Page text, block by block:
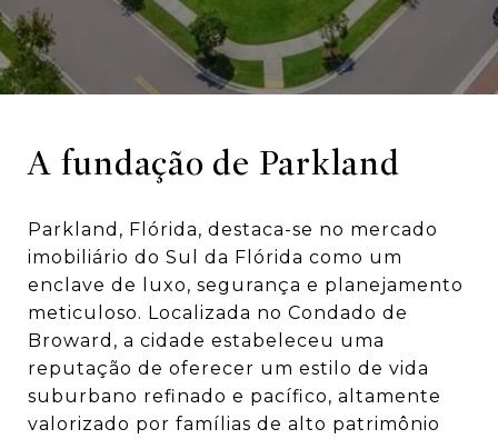
A fundação de Parkland
Parkland, Flórida, destaca-se no mercado
imobiliário do Sul da Flórida como um
enclave de luxo, segurança e planejamento
meticuloso. Localizada no Condado de
Broward, a cidade estabeleceu uma
reputação de oferecer um estilo de vida
suburbano refinado e pacífico, altamente
valorizado por famílias de alto patrimônio